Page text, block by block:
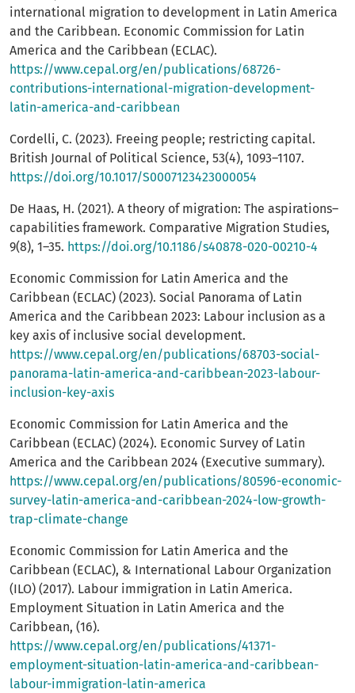
international migration to development in Latin America
and the Caribbean. Economic Commission for Latin
America and the Caribbean (ECLAC).
https://www.cepal.org/en/publications/68726-
contributions-international-migration-development-
latin-america-and-caribbean
Cordelli, C. (2023). Freeing people; restricting capital.
British Journal of Political Science, 53(4), 1093–1107.
https://doi.org/10.1017/S0007123423000054
De Haas, H. (2021). A theory of migration: The aspirations–
capabilities framework. Comparative Migration Studies,
9(8), 1–35. https://doi.org/10.1186/s40878-020-00210-4
Economic Commission for Latin America and the
Caribbean (ECLAC) (2023). Social Panorama of Latin
America and the Caribbean 2023: Labour inclusion as a
key axis of inclusive social development.
https://www.cepal.org/en/publications/68703-social-
panorama-latin-america-and-caribbean-2023-labour-
inclusion-key-axis
Economic Commission for Latin America and the
Caribbean (ECLAC) (2024). Economic Survey of Latin
America and the Caribbean 2024 (Executive summary).
https://www.cepal.org/en/publications/80596-economic-
survey-latin-america-and-caribbean-2024-low-growth-
trap-climate-change
Economic Commission for Latin America and the
Caribbean (ECLAC), & International Labour Organization
(ILO) (2017). Labour immigration in Latin America.
Employment Situation in Latin America and the
Caribbean, (16).
https://www.cepal.org/en/publications/41371-
employment-situation-latin-america-and-caribbean-
labour-immigration-latin-america